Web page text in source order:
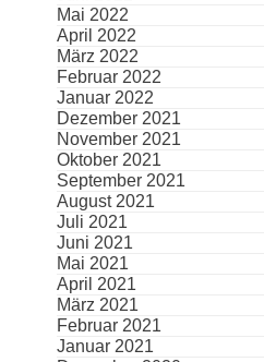
Mai 2022
April 2022
März 2022
Februar 2022
Januar 2022
Dezember 2021
November 2021
Oktober 2021
September 2021
August 2021
Juli 2021
Juni 2021
Mai 2021
April 2021
März 2021
Februar 2021
Januar 2021